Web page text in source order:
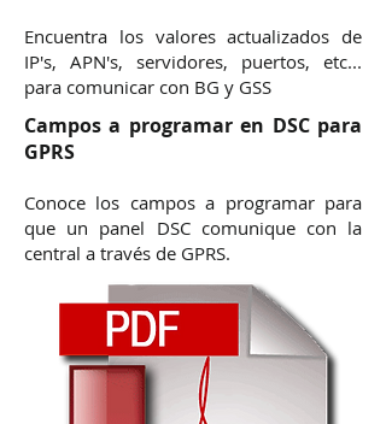
Encuentra los valores actualizados de
IP's, APN's, servidores, puertos, etc...
para comunicar con BG y GSS
Campos a programar en DSC para
GPRS
Conoce los campos a programar para
que un panel DSC comunique con la
central a través de GPRS.